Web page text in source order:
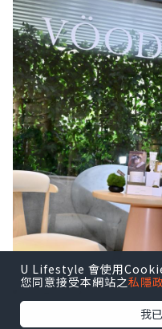
U Lifestyle 會使用
您同意接受本網站之私隱
我